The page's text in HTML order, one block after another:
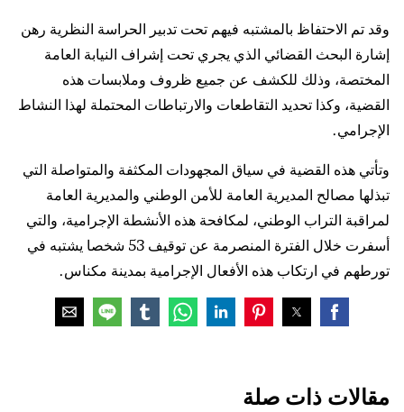
وقد تم الاحتفاظ بالمشتبه فيهم تحت تدبير الحراسة النظرية رهن
إشارة البحث القضائي الذي يجري تحت إشراف النيابة العامة
المختصة، وذلك للكشف عن جميع ظروف وملابسات هذه
القضية، وكذا تحديد التقاطعات والارتباطات المحتملة لهذا النشاط
الإجرامي.
وتأتي هذه القضية في سياق المجهودات المكثفة والمتواصلة التي
تبذلها مصالح المديرية العامة للأمن الوطني والمديرية العامة
لمراقبة التراب الوطني، لمكافحة هذه الأنشطة الإجرامية، والتي
أسفرت خلال الفترة المنصرمة عن توقيف 53 شخصا يشتبه في
تورطهم في ارتكاب هذه الأفعال الإجرامية بمدينة مكناس.
مقالات ذات صلة